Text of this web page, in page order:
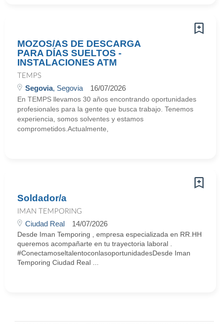
MOZOS/AS DE DESCARGA
PARA DÍAS SUELTOS -
INSTALACIONES ATM
TEMPS
Segovia, Segovia 16/07/2026
En TEMPS llevamos 30 años encontrando oportunidades
profesionales para la gente que busca trabajo. Tenemos
experiencia, somos solventes y estamos
comprometidos.Actualmente,
Soldador/a
IMAN TEMPORING
Ciudad Real 14/07/2026
Desde Iman Temporing , empresa especializada en RR.HH
queremos acompañarte en tu trayectoria laboral .
#ConectamoseltalentoconlasoportunidadesDesde Iman
Temporing Ciudad Real ...